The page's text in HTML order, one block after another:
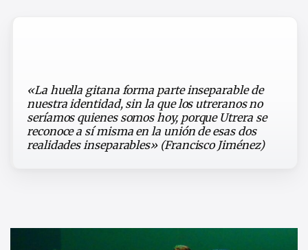
«La huella gitana forma parte inseparable de
nuestra identidad, sin la que los utreranos no
seríamos quienes somos hoy, porque Utrera se
reconoce a sí misma en la unión de esas dos
realidades inseparables» (Francisco Jiménez)